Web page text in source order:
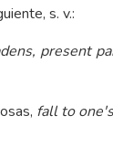
s. v.:
present
fall to